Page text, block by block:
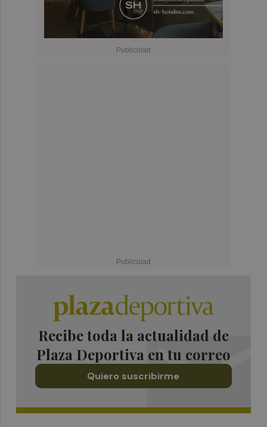
Recibe toda la actualidad de
Plaza Deportiva en tu correo
Quiero suscribirme